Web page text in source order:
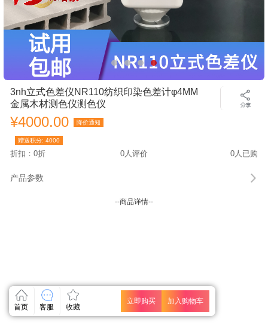
3nh立式色差仪NR110纺织印染色差计φ4MM
金属木材测色仪测色仪
¥4000.00 降价通知
赠送积分: 4000
折扣：0折 0人评价 0人已购
产品参数
--商品详情--
关闭
关闭
关闭
关闭
关闭
关闭
首页 客服 收藏
加入购物车
立即购买